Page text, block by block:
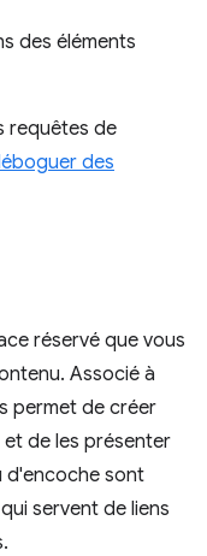
des éléments
requêtes de
des
réservé que vous
Associé à
permet de créer
de les présenter
d'encoche sont
qui servent de liens